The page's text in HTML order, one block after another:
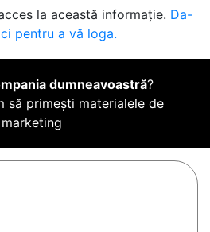
la această informație. Da-
pentru a vă loga.
dumneavoastră?
să primești materialele de
marketing